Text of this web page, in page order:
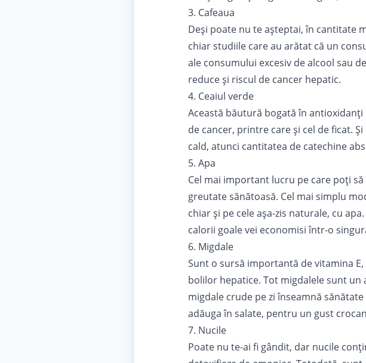
3. Cafeaua
Deşi poate nu te aşteptai, în cantitate
chiarstudiile care au arătat că un
ale consumului excesiv de alcool sau
reduce şi riscul de cancer hepatic.
4. Ceaiul verde
Această băutură bogată în
de cancer, printre care şi cel de ficat.
cald, atunci cantitatea de catechine
5. Apa
Cel mai important lucru pe care poţi
greutate sănătoasă. Cel mai simplu
chiar şi pe cele aşa-zis naturale, cu apa
calorii goale vei economisi într-o
6. Migdale
Sunt o sursă importantă de vitamina
bolilor hepatice. Tot migdalele sunt
migdale crude pe zi înseamnă
adăuga în salate, pentru un gust
7. Nucile
Poate nu te-ai fi gândit, dar nucile